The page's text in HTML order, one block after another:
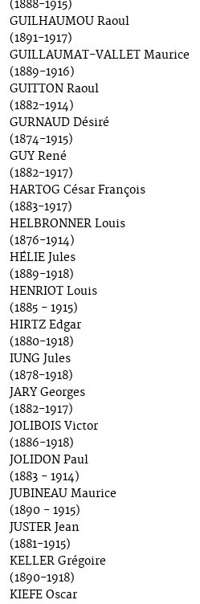
(1888-1915)
GUILHAUMOU Raoul
(1891-1917)
GUILLAUMAT-VALLET Maurice
(1889-1916)
GUITTON Raoul
(1882-1914)
GURNAUD Désiré
(1874-1915)
GUY René
(1882-1917)
HARTOG César François
(1883-1917)
HELBRONNER Louis
(1876-1914)
HÉLIE Jules
(1889-1918)
HENRIOT Louis
(1885 - 1915)
HIRTZ Edgar
(1880-1918)
IUNG Jules
(1878-1918)
JARY Georges
(1882-1917)
JOLIBOIS Victor
(1886-1918)
JOLIDON Paul
(1883 - 1914)
JUBINEAU Maurice
(1890 - 1915)
JUSTER Jean
(1881-1915)
KELLER Grégoire
(1890-1918)
KIEFE Oscar